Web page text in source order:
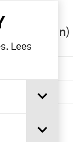
Lees
heden)